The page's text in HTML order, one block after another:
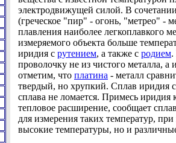
электродвижущей силой. В
(греческое "пир" - огонь, "метрео" -
плавления наиболее легкоплавкого
измеряемого объекта больше
иридия с рутением, а также с родием.
проволочку не из чистого металла, а
отметим, что платина - металл
твердый, но хрупкий. Сплав иридия
сплава не ломается. Примесь иридия
тепловое расширение, сообщает
для измерения таких температур,
высокие температуры, но и